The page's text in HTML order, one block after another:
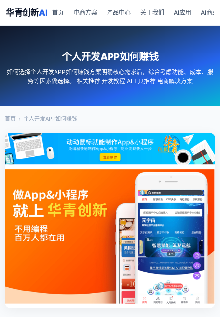
华青创新AI 首页 电商方案 产品中心 关于我们 AI应用 AI商业
个人开发APP如何赚钱
如何选择个人开发APP如何赚钱方案明确核心需求后，综合考虑功能、成本、服
务等因素做选择。 相关推荐 开发教程 AI工具推荐 电商解决方案
首页 › 个人开发APP如何赚钱